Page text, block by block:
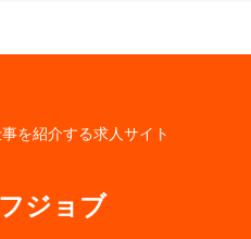
を紹介する求人サイト
ジョブ